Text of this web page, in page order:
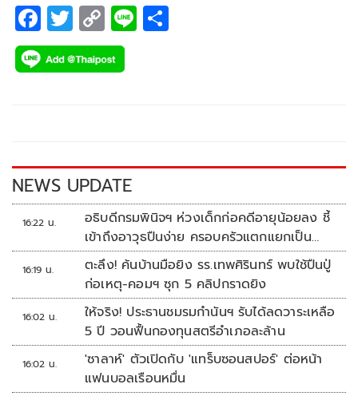
F
ac
e
k
T
wi
tt
C
o
p
k
Li
NEWS UPDATE
16:22 น.
อธิบดีกรมพินิจฯ ห่วงเด็กก่อคดีอายุน้อยลง ชี้
เข้าถึงอาวุธปืนง่าย ครอบครัวแตกแยกเป็น
ชนวนสำคัญ
16:19 น.
ตะลึง! ค้นบ้านมือยิง รร.เทพศิรินทร์ พบใช้ปืนปู่
ก่อเหตุ-คอมฯ ซุก 5 คลิปกราดยิง
16:02 น.
ให้จริง! ประธานชมรมกำนันฯ รับได้ลดวาระเหลือ
5 ปี วอนฟื้นกองทุนสตรีอำเภอละล้าน
16:02 น.
'ซาลาห์' ตัวเปิดกับ 'แทร็บซอนสปอร์' ต่อหน้า
แฟนบอลเรือนหมื่น